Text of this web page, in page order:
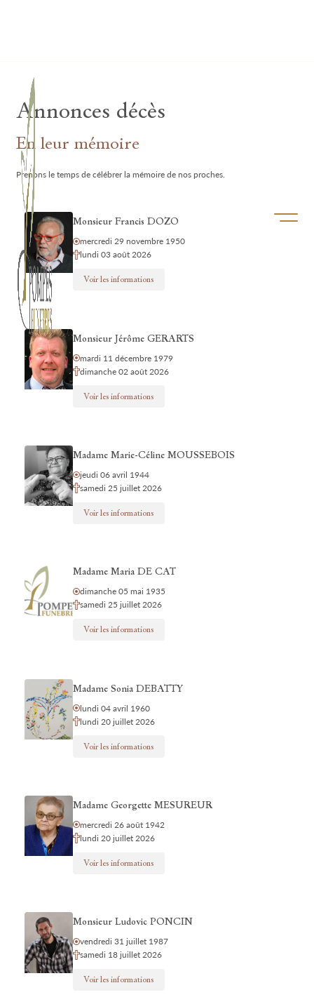
Ouvrir/
Annonces décès
En leur mémoire
Prenons le temps de célébrer la mémoire de nos proches.
Monsieur Francis DOZO
mercredi 29 novembre 1950
lundi 03 août 2026
Voir les informations
Monsieur Jérôme GERARTS
mardi 11 décembre 1979
dimanche 02 août 2026
Voir les informations
Madame Marie-Céline MOUSSEBOIS
jeudi 06 avril 1944
samedi 25 juillet 2026
Voir les informations
Madame Maria DE CAT
dimanche 05 mai 1935
samedi 25 juillet 2026
Voir les informations
Madame Sonia DEBATTY
lundi 04 avril 1960
lundi 20 juillet 2026
Voir les informations
Madame Georgette MESUREUR
mercredi 26 août 1942
lundi 20 juillet 2026
Voir les informations
Monsieur Ludovic PONCIN
vendredi 31 juillet 1987
samedi 18 juillet 2026
Voir les informations